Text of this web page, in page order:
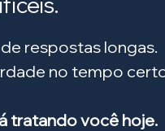
respostas longas.
no tempo
tratando você hoje.